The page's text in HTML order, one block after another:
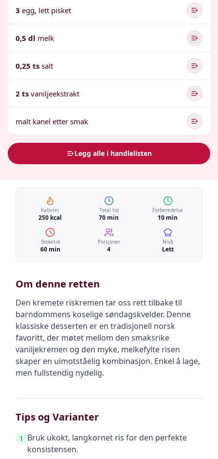
3 egg, lett pisket
0,5 dl melk
0,25 ts salt
2 ts vaniljeekstrakt
malt kanel etter smak
Legg alle i handlelisten
Kalorier
250 kcal
Total tid
70 min
Forberedelse
10 min
Steketid
60 min
Porsjoner
4
Nivå
Lett
Om denne retten
Den kremete riskremen tar oss rett tilbake til
barndommens koselige søndagskvelder. Denne
klassiske desserten er en tradisjonell norsk
favoritt, der møtet mellom den smaksrike
vaniljekremen og den myke, melkefylte risen
skaper en uimotståelig kombinasjon. Enkel å lage,
men fullstendig nydelig.
Tips og Varianter
1
Bruk ukokt, langkornet ris for den perfekte
konsistensen.